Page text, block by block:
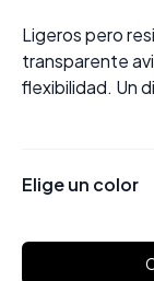
Ligeros pero
transparente
flexibilidad. Un
Elige un color